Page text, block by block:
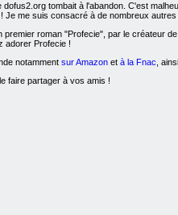
tombait à l'abandon. C'est
Je me suis consacré à de nombreux
roman "Profecie", par le créateur
adorer Profecie !
notamment sur Amazon et à la Fnac,
faire partager à vos amis !